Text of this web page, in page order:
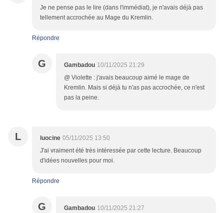
Je ne pense pas le lire (dans l'immédiat), je n'avais déjà pas
tellement accrochée au Mage du Kremlin.
Répondre
G Gambadou 10/11/2025 21:29
@ Violette : j'avais beaucoup aimé le mage de
Kremlin. Mais si déjà tu n'as pas accrochée, ce n'est
pas la peine.
L luocine 05/11/2025 13:50
J'ai vraiment été très intéressée par cette lecture. Beaucoup
d'idées nouvelles pour moi.
Répondre
G Gambadou 10/11/2025 21:27